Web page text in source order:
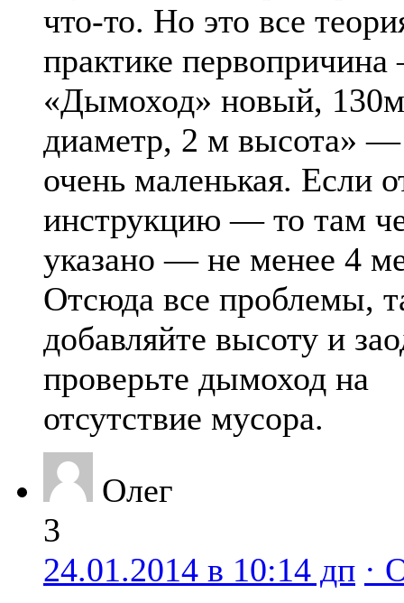
что-то. Но это все
практике
«Дымоход» новый,
диаметр, 2 м высота»
очень маленькая. Если
инструкцию — то там
указано — не менее 4
Отсюда все проблемы,
добавляйте высоту и
проверьте дымоход на
отсутствие мусора.
Олег
3
24.01.2014 в 10:14 дп ·